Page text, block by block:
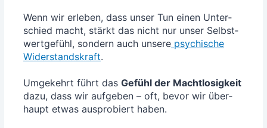
Wenn wir erle­ben, dass unser Tun einen Unter­
schied macht, stärkt das nicht nur unser Selbst­
wert­ge­fühl, son­dern auch unse­re psy­chi­sche
Wider­stands­kraft.
Umge­kehrt führt dasGefühl der Macht­lo­sig­keit
dazu, dass wir auf­ge­ben – oft, bevor wir über­
haupt etwas aus­pro­biert haben.